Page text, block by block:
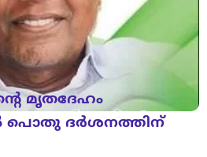
മൃതദേഹം
പൊതു ദർശനത്തിന്